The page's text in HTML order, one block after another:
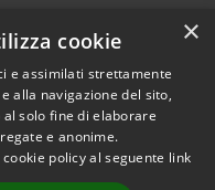
© 2026 • Comune di
Pedrengo • Powered by
×
cookie
e assimilati strettamente
alla navigazione del sito,
solo fine di elaborare
e anonime.
policy al seguente link